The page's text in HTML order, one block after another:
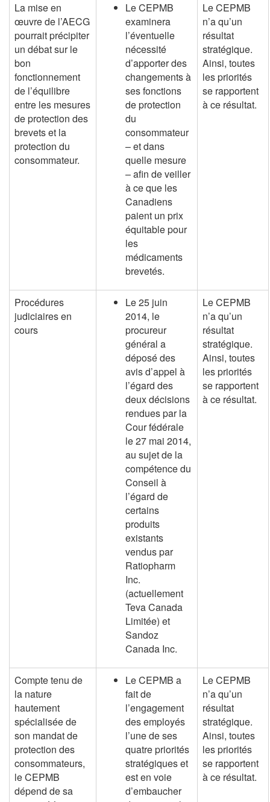
La mise en
œuvre de l’AECG
pourrait précipiter
un débat sur le
bon
fonctionnement
de l’équilibre
entre les mesures
de protection des
brevets et la
protection du
consommateur.
Le CEPMB
examinera
l’éventuelle
nécessité
d’apporter des
changements à
ses fonctions
de protection
du
consommateur
– et dans
quelle mesure
– afin de veiller
à ce que les
Canadiens
paient un prix
équitable pour
les
médicaments
brevetés.
Le CEPMB
n’a qu’un
résultat
stratégique.
Ainsi, toutes
les priorités
se rapportent
à ce résultat.
Procédures
judiciaires en
cours
Le 25 juin
2014, le
procureur
général a
déposé des
avis d’appel à
l’égard des
deux décisions
rendues par la
Cour fédérale
le 27 mai 2014,
au sujet de la
compétence du
Conseil à
l’égard de
certains
produits
existants
vendus par
Ratiopharm
Inc.
(actuellement
Teva Canada
Limitée) et
Sandoz
Canada Inc.
Le CEPMB
n’a qu’un
résultat
stratégique.
Ainsi, toutes
les priorités
se rapportent
à ce résultat.
Compte tenu de
la nature
hautement
spécialisée de
son mandat de
protection des
consommateurs,
le CEPMB
dépend de sa
Le CEPMB a
fait de
l’engagement
des employés
l’une de ses
quatre priorités
stratégiques et
est en voie
d’embaucher
Le CEPMB
n’a qu’un
résultat
stratégique.
Ainsi, toutes
les priorités
se rapportent
à ce résultat.